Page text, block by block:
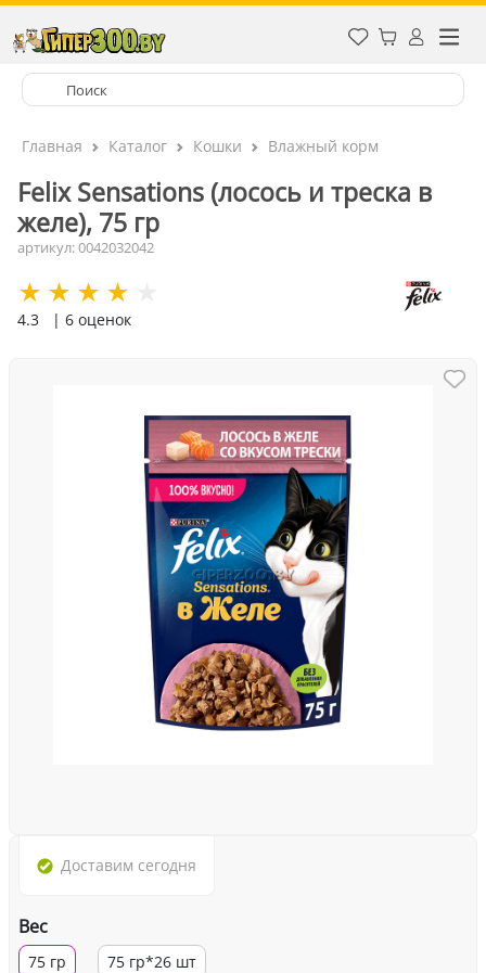
Главная Каталог Кошки Влажный корм
Felix Sensations (лосось и треска в
желе), 75 гр
артикул: 0042032042
4.3 | 6 оценок
Доставим сегодня
Вес
75 гр 75 гр*26 шт